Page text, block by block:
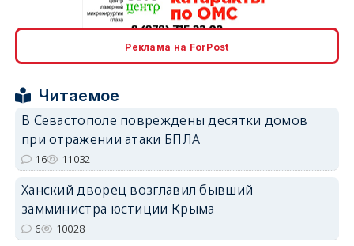
Реклама на ForPost
Читаемое
В Севастополе повреждены десятки домов
при отражении атаки БПЛА
16 11032
Ханский дворец возглавил бывший
замминистра юстиции Крыма
6 10028